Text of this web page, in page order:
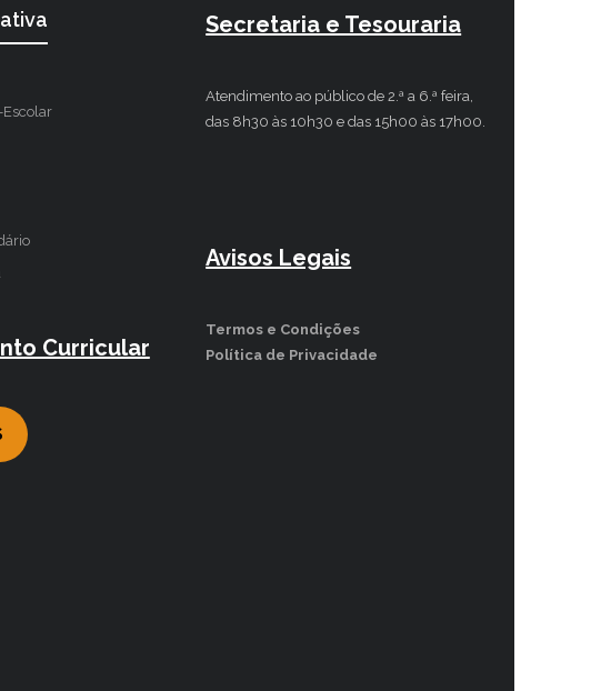
Escolar
Curricular
Secretaria e Tesouraria
Atendimento ao público de 2.ª a 6.ª feira,
das 8h30 às 10h30 e das 15h00 às 17h00.
Avisos Legais
Termos e Condições
Política de Privacidade